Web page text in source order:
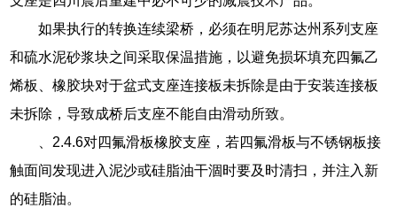
如果执行的转换连续梁桥，必须在明尼苏达州系列支座
和硫水泥砂浆块之间采取保温措施，以避免损坏填充四氟乙
烯板、橡胶块对于盆式支座连接板未拆除是由于安装连接板
未拆除，导致成桥后支座不能自由滑动所致。
、2.4.6对四氟滑板橡胶支座，若四氟滑板与不锈钢板接
触面间发现进入泥沙或硅脂油干涸时要及时清扫，并注入新
的硅脂油。